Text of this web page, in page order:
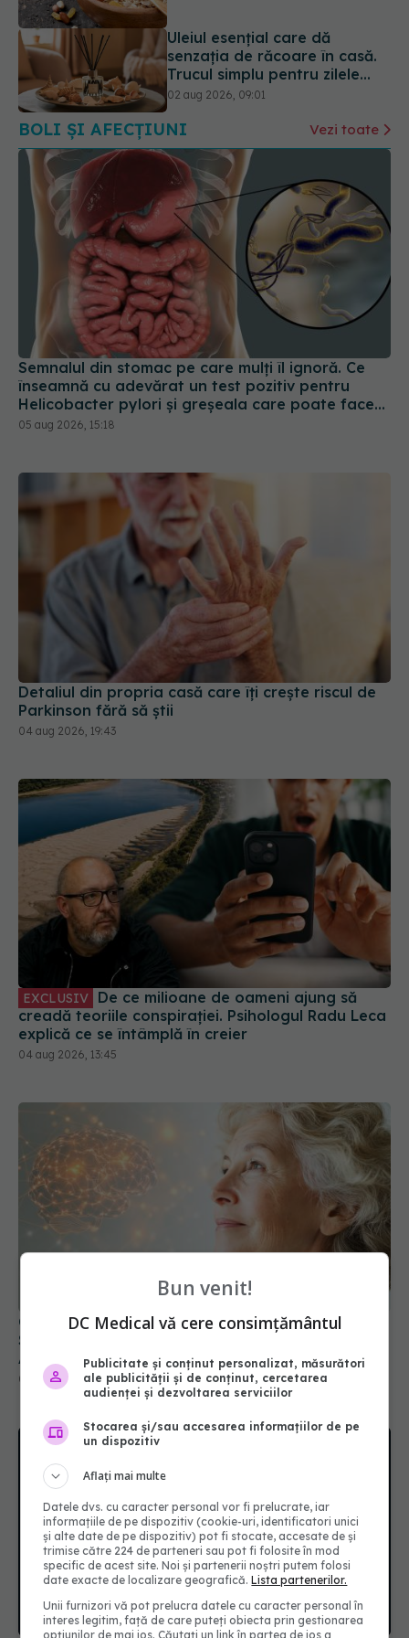
Uleiul esențial care dă
senzația de răcoare în casă.
Trucul simplu pentru zilele
caniculare
02 aug 2026, 09:01
BOLI ȘI AFECȚIUNI Vezi toate
Semnalul din stomac pe care mulți îl ignoră. Ce
înseamnă cu adevărat un test pozitiv pentru
Helicobacter pylori și greșeala care poate face
tratamentul mult mai dificil
05 aug 2026, 15:18
Detaliul din propria casă care îți crește riscul de
Parkinson fără să știi
04 aug 2026, 19:43
EXCLUSIV
creadă teoriile conspirației. Psihologul Radu Leca
explică ce se întâmplă în creier
04 aug 2026, 13:45
Ce se întâmplă în creierul tău după 50 de ani.
Schimbarea invizibilă care deschide drumul spre
Alzheimer
04 aug 2026, 07:44
Bun venit!
DC Medical vă cere consimțământul
Publicitate și conținut personalizat, măsurători
ale publicității și de conținut, cercetarea
audienței și dezvoltarea serviciilor
Stocarea și/sau accesarea informațiilor de pe
un dispozitiv
Aflați mai multe
Datele dvs. cu caracter personal vor fi prelucrate, iar
informațiile de pe dispozitiv (cookie-uri, identificatori unici
și alte date de pe dispozitiv) pot fi stocate, accesate de și
trimise către 224 de parteneri sau pot fi folosite în mod
specific de acest site. Noi și partenerii noștri putem folosi
date exacte de localizare geografică.Lista partenerilor.
Unii furnizori vă pot prelucra datele cu caracter personal în
interes legitim, față de care puteți obiecta prin gestionarea
opțiunilor de mai jos. Căutați un link în partea de jos a